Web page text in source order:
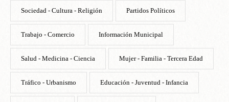
Sociedad - Cultura - Religión Partidos Políticos
Trabajo - Comercio Información Municipal
Salud - Medicina - Ciencia Mujer - Familia - Tercera Edad
Tráfico - Urbanismo Educación - Juventud - Infancia